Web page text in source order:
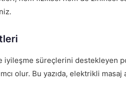
iyileşme süreçlerini destekleyen
olur. Bu yazıda, elektrikli